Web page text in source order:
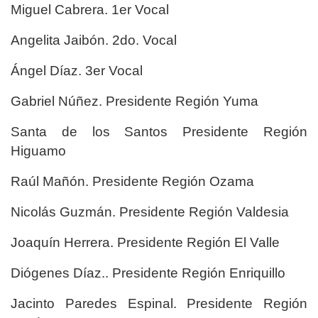
Miguel Cabrera. 1er Vocal
Angelita Jaibón. 2do. Vocal
Ángel Díaz. 3er Vocal
Gabriel Núñez. Presidente Región Yuma
Santa de los Santos Presidente Región
Higuamo
Raúl Mañón. Presidente Región Ozama
Nicolás Guzmán. Presidente Región Valdesia
Joaquín Herrera. Presidente Región El Valle
Diógenes Díaz.. Presidente Región Enriquillo
Jacinto Paredes Espinal. Presidente Región